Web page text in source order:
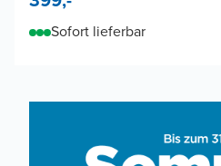
Sofort lieferbar